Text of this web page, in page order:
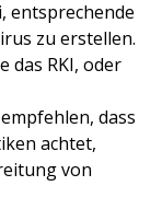
entsprechende
zu erstellen.
das RKI, oder
dass
achtet,
von